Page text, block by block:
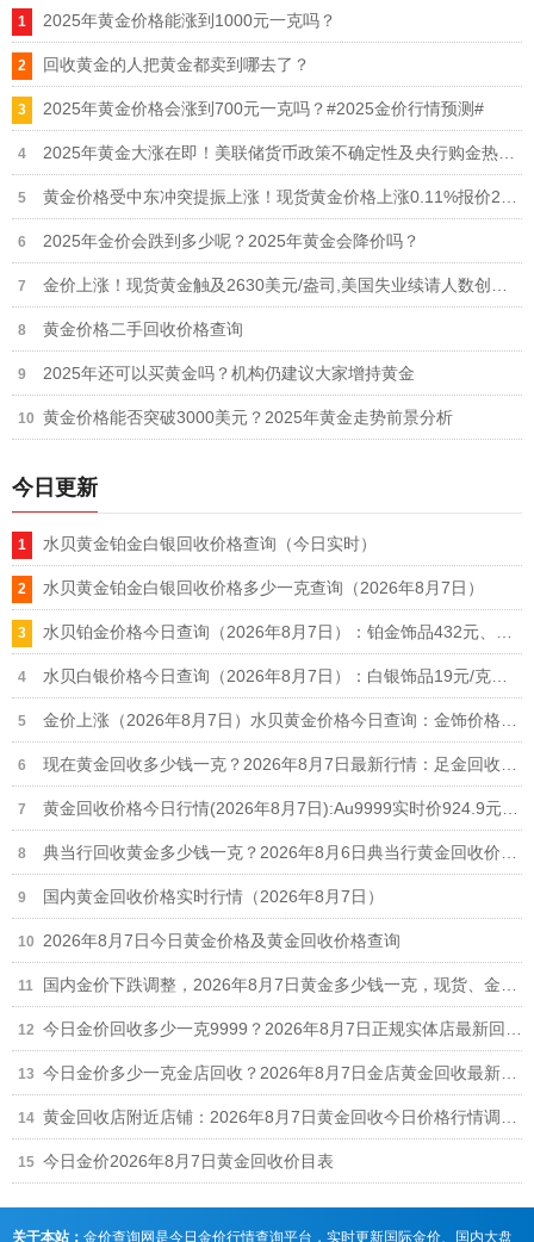
2025年黄金价格能涨到1000元一克吗？
回收黄金的人把黄金都卖到哪去了？
2025年黄金价格会涨到700元一克吗？#2025金价行情预测#
2025年金价会跌到多少呢？2025年黄金会降价吗？
黄金价格二手回收价格查询
2025年还可以买黄金吗？机构仍建议大家增持黄金
黄金价格能否突破3000美元？2025年黄金走势前景分析
今日更新
水贝黄金铂金白银回收价格查询（今日实时）
水贝黄金铂金白银回收价格多少一克查询（2026年8月7日）
国内黄金回收价格实时行情（2026年8月7日）
2026年8月7日今日黄金价格及黄金回收价格查询
今日金价2026年8月7日黄金回收价目表
关于本站： 金价查询网是今日金价行情查询平台，实时更新国际金价、国内大盘